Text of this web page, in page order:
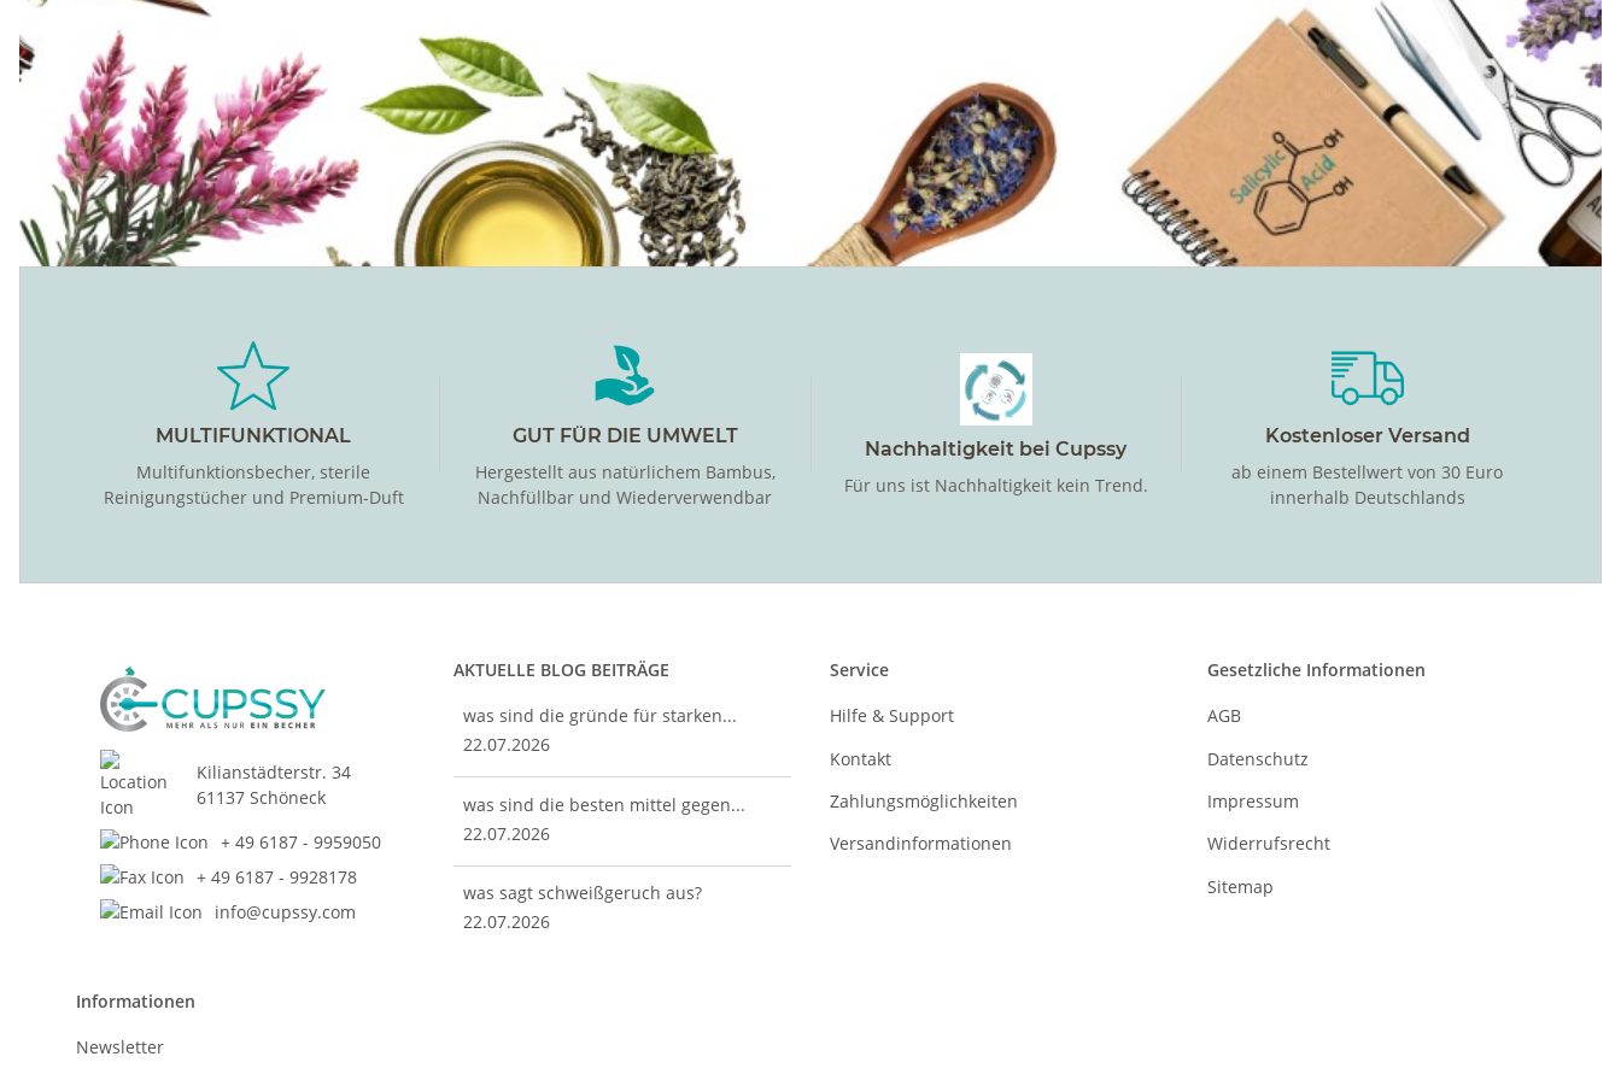
MULTIFUNKTIONAL
Multifunktionsbecher, sterile
Reinigungstücher und Premium-Duft
GUT FÜR DIE UMWELT
Hergestellt aus natürlichem Bambus,
Nachfüllbar und Wiederverwendbar
Nachhaltigkeit bei Cupssy
Für uns ist Nachhaltigkeit kein Trend.
Kostenloser Versand
ab einem Bestellwert von 30 Euro
innerhalb Deutschlands
Kilianstädterstr. 34
61137 Schöneck
+ 49 6187 - 9959050
+ 49 6187 - 9928178
info@cupssy.com
AKTUELLE BLOG BEITRÄGE
was sind die gründe für starken...
22.07.2026
was sind die besten mittel gegen...
22.07.2026
was sagt schweißgeruch aus?
22.07.2026
Service
Hilfe & Support
Kontakt
Zahlungsmöglichkeiten
Versandinformationen
Gesetzliche Informationen
AGB
Datenschutz
Impressum
Widerrufsrecht
Sitemap
Informationen
Newsletter